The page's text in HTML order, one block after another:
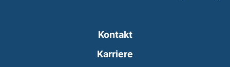
Kontakt
Karriere